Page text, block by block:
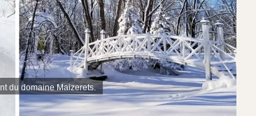
du domaine Maizerets.